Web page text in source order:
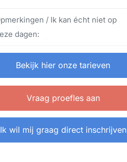
Bekijk hier onze tarieven
Vraag proefles aan
Ik wil mij graag direct inschrijven